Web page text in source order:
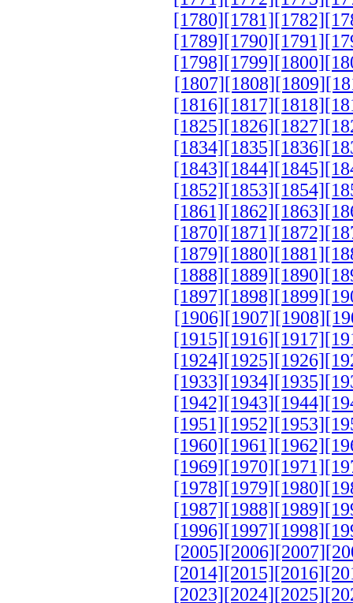
[1780][1781][1782]
[1789][1790][1791]
[1798][1799][1800]
[1807][1808][1809]
[1816][1817][1818]
[1825][1826][1827]
[1834][1835][1836]
[1843][1844][1845]
[1852][1853][1854]
[1861][1862][1863]
[1870][1871][1872]
[1879][1880][1881]
[1888][1889][1890]
[1897][1898][1899]
[1906][1907][1908]
[1915][1916][1917]
[1924][1925][1926]
[1933][1934][1935]
[1942][1943][1944]
[1951][1952][1953]
[1960][1961][1962]
[1969][1970][1971]
[1978][1979][1980]
[1987][1988][1989]
[1996][1997][1998]
[2005][2006][2007]
[2014][2015][2016]
[2023][2024][2025]